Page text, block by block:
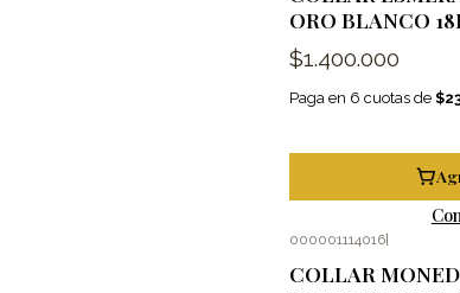
ORO BLANCO
$1.400.000
Paga en 6 cuotas de
000001114016|
COLLAR